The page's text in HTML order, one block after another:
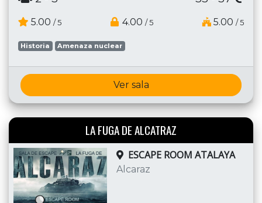
5.00 / 5 4.00 / 5 5.00 / 5
Historia Amenaza nuclear
Ver sala
LA FUGA DE ALCATRAZ
ESCAPE ROOM ATALAYA
Alcaraz